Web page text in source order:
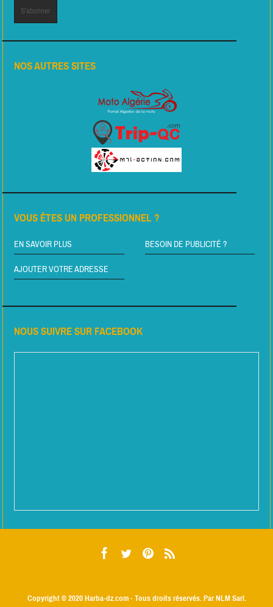
NOS AUTRES SITES
VOUS ÊTES UN PROFESSIONNEL ?
EN SAVOIR PLUS BESOIN DE PUBLICITÉ ?
AJOUTER VOTRE ADRESSE
NOUS SUIVRE SUR FACEBOOK
Copyright © 2020Harba-dz.com- Tous droits réservés. Par NLM Sarl.